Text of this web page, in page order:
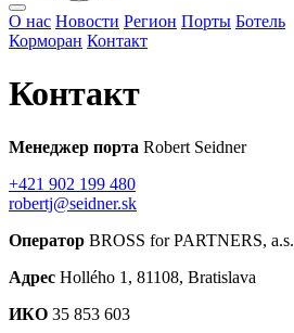
О нас Новости Регион Порты Ботель
Корморан Контакт
Контакт
Менеджер порта Robert Seidner
+421 902 199 480
robertj@seidner.sk
Оператор BROSS for PARTNERS, a.s.
Адрес Hollého 1, 81108, Bratislava
ИКО 35 853 603